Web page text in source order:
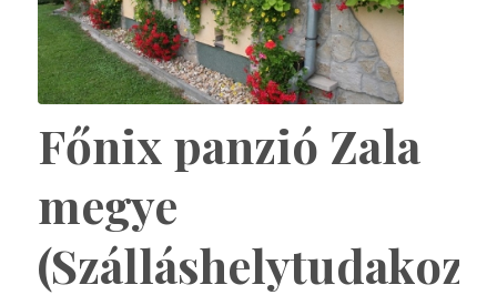
Főnix panzió Zala
megye